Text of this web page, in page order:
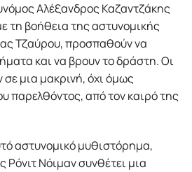
Αλέξανδρος Καζαντζάκης
τη βοήθεια της αστυνομικής
Τζαύρου, προσπαθούν να
και να βρουν το δράστη. Οι
μια μακρινή, όχι όμως
παρελθόντος, από τον καιρό της
αστυνομικό μυθιστόρημα,
Ρόνιτ Νόιμαν συνθέτει μια